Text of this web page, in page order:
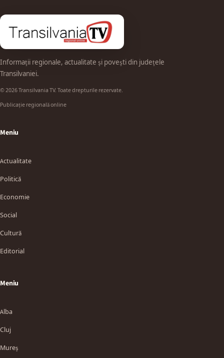
Informații regionale, actualitate și povești din județele
Transilvaniei.
© 2026 Transilvania TV. Toate drepturile rezervate.
Publicație regională online
Meniu
Actualitate
Politică
Economie
Social
Cultură
Editorial
Meniu
Alba
Cluj
Mureș